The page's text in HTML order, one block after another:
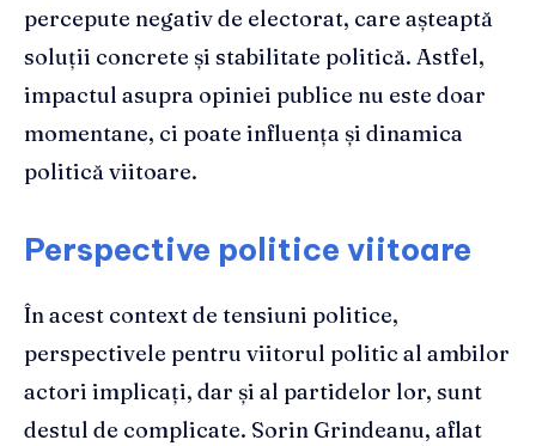
percepute negativ de electorat, care așteaptă
soluții concrete și stabilitate politică. Astfel,
impactul asupra opiniei publice nu este doar
momentane, ci poate influența și dinamica
politică viitoare.
Perspective politice viitoare
În acest context de tensiuni politice,
perspectivele pentru viitorul politic al ambilor
actori implicați, dar și al partidelor lor, sunt
destul de complicate. Sorin Grindeanu, aflat